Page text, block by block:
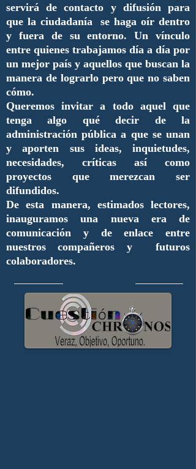
servirá de contacto y difusión para
que la ciudadanía se haga oír dentro
y fuera de su entorno. Un vínculo
entre quienes trabajamos día a día por
un mejor país y aquellos que buscan la
manera de lograrlo pero que no saben
cómo.
Queremos invitar a todo aquel que
tenga algo qué decir de la
administración pública a que se unan
y aporten sus ideas, inquietudes,
necesidades, críticas así como
proyectos que merezcan ser
difundidos.
De esta manera, estimados lectores,
inauguramos una nueva era de
comunicación y de enlace entre
nuestros compañeros y futuros
colaboradores.